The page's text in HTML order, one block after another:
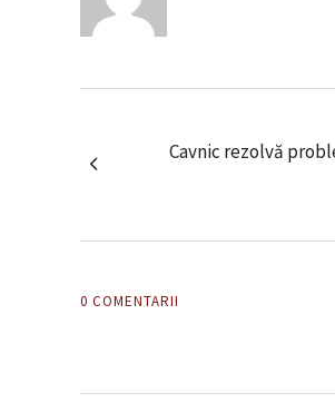
Cavnic rezolvă
0 COMENTARII